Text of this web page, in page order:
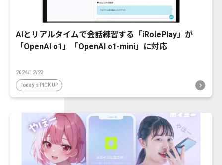
AIとリアルタイムで会話練習する「iRolePlay」が
「OpenAI o1」「OpenAI o1-mini」に対応
2024/12/23
Today's PICK UP